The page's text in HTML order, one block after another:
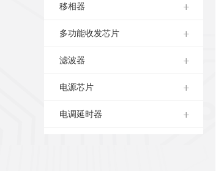
移相器
多功能收发芯片
滤波器
电源芯片
电调延时器